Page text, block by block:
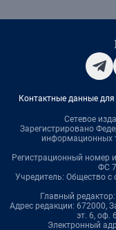
Контактные данные
Сетевое
Зарегистрировано
информационных
Регистрационный номер
ФС
Учредитель: Общество
Главный
Адрес редакции: 672000,
эт. 6, оф.
Электронный